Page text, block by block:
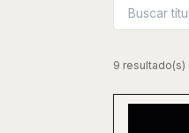
9 resultado(s)